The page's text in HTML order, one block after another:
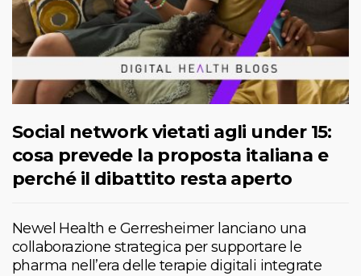
Social network vietati agli under 15:
cosa prevede la proposta italiana e
perché il dibattito resta aperto
Newel Health e Gerresheimer lanciano una
collaborazione strategica per supportare le
pharma nell’era delle terapie digitali integrate